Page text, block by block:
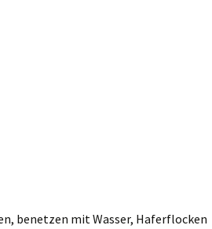
benetzen mit Wasser, Haferflocken